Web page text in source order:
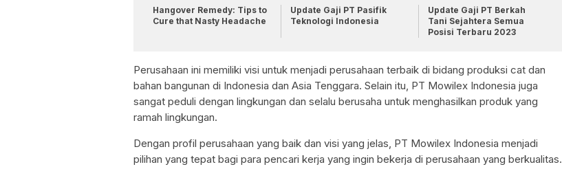
Hangover Remedy: Tips to
Cure that Nasty Headache
Update Gaji PT Pasifik
Teknologi Indonesia
Update Gaji PT Berkah
Tani Sejahtera Semua
Posisi Terbaru 2023
Perusahaan ini memiliki visi untuk menjadi perusahaan terbaik di bidang produksi cat dan
bahan bangunan di Indonesia dan Asia Tenggara. Selain itu, PT Mowilex Indonesia juga
sangat peduli dengan lingkungan dan selalu berusaha untuk menghasilkan produk yang
ramah lingkungan.
Dengan profil perusahaan yang baik dan visi yang jelas, PT Mowilex Indonesia menjadi
pilihan yang tepat bagi para pencari kerja yang ingin bekerja di perusahaan yang berkualitas.